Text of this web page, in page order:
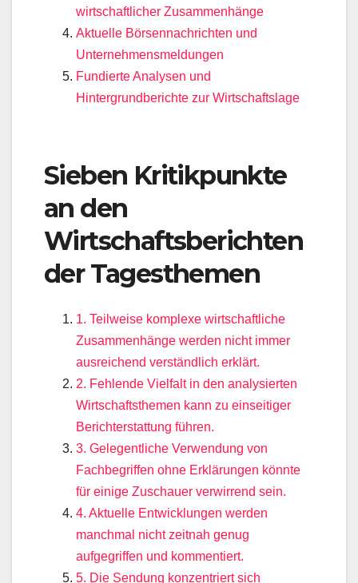
wirtschaftlicher Zusammenhänge
Aktuelle Börsennachrichten und
Unternehmensmeldungen
Fundierte Analysen und
Hintergrundberichte zur Wirtschaftslage
Sieben Kritikpunkte
an den
Wirtschaftsberichten
der Tagesthemen
1. Teilweise komplexe wirtschaftliche
Zusammenhänge werden nicht immer
ausreichend verständlich erklärt.
2. Fehlende Vielfalt in den analysierten
Wirtschaftsthemen kann zu einseitiger
Berichterstattung führen.
3. Gelegentliche Verwendung von
Fachbegriffen ohne Erklärungen könnte
für einige Zuschauer verwirrend sein.
4. Aktuelle Entwicklungen werden
manchmal nicht zeitnah genug
aufgegriffen und kommentiert.
5. Die Sendung konzentriert sich